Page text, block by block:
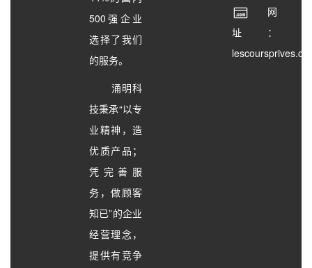
500强企业
选择了我们
的服务。
涌明科
技秉承“以专
业精神，造
优质产品；
凭完善服
务，做顾客
知已”的企业
经营理念，
提供有竞争
网
址：